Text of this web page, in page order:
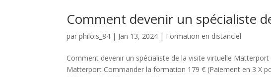
Comment devenir un spécialiste
parphilois_84 | Jan 13, 2024 | Formation en distanciel
Comment devenir un spécialiste de la visite virtuelle
Matterport Commander la formation 179 € (Paiement en 3 X